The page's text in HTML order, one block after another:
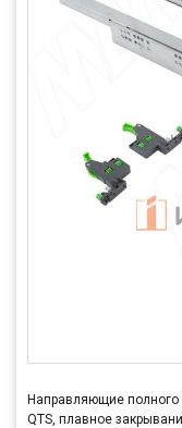
Направляющие
QTS, плавное